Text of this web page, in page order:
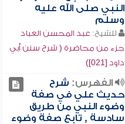
النبي صلى الله عليه
وسلم
للشيخ: عبد المحسن العباد
جزء من محاضرة ( شرح سنن أبي
داود [021])
الفهرس: شرح
حديث علي في صفة
وضوء النبي من طريق
سادسة , تابع صفة وضوء